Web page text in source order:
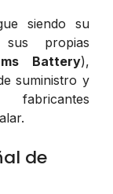
siendo su
propias
Battery),
suministro y
de